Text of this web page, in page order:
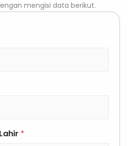
mengisi data berikut.
*